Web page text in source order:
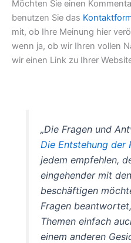
Möchten Sie einen
benutzen Sie das
mit, ob Ihre Meinung hier
wenn ja, ob wir Ihren vollen
wir einen Link zu Ihrer
„Die Fragen und
Die Entstehung der
jedem empfehlen,
eingehender mit
beschäftigen
Fragen
Themen einfach
einem anderen